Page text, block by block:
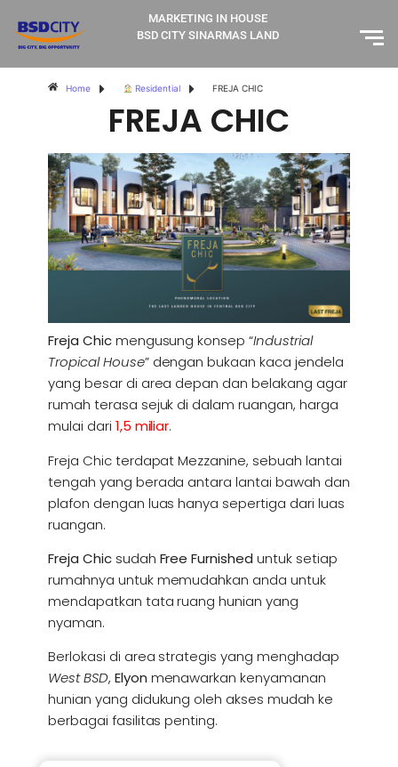
MARKETING IN HOUSE
BSD CITY SINARMAS LAND
Home Residential FREJA CHIC
FREJA CHIC
Freja Chicmengusung konsep “Industrial
Tropical House” dengan bukaan kaca jendela
yang besar di area depan dan belakang agar
rumah terasa sejuk di dalam ruangan, harga
mulai dari 1,5 miliar.
Freja Chic terdapat Mezzanine, sebuah lantai
tengah yang berada antara lantai bawah dan
plafon dengan luas hanya sepertiga dari luas
ruangan.
Freja Chicsudah Free Furnished untuk setiap
rumahnya untuk memudahkan anda untuk
mendapatkan tata ruang hunian yang
nyaman.
Berlokasi di area strategis yang menghadap
West BSD, Elyon menawarkan kenyamanan
hunian yang didukung oleh akses mudah ke
berbagai fasilitas penting.